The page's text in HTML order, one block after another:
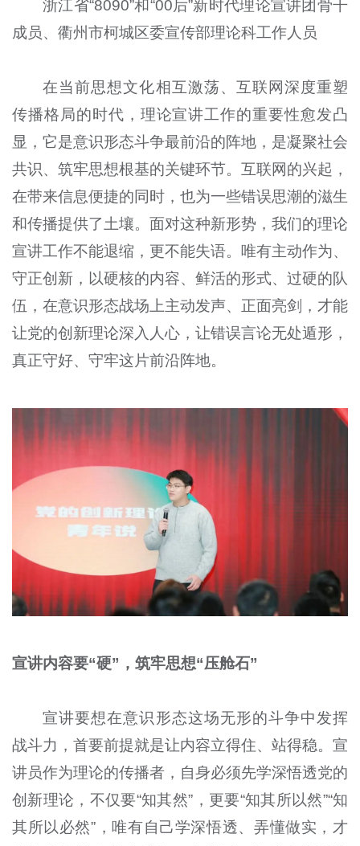
浙江省“8090”和“00后”新时代理论宣讲团骨干
成员、衢州市柯城区委宣传部理论科工作人员
在当前思想文化相互激荡、互联网深度重塑
传播格局的时代，理论宣讲工作的重要性愈发凸
显，它是意识形态斗争最前沿的阵地，是凝聚社会
共识、筑牢思想根基的关键环节。互联网的兴起，
在带来信息便捷的同时，也为一些错误思潮的滋生
和传播提供了土壤。面对这种新形势，我们的理论
宣讲工作不能退缩，更不能失语。唯有主动作为、
守正创新，以硬核的内容、鲜活的形式、过硬的队
伍，在意识形态战场上主动发声、正面亮剑，才能
让党的创新理论深入人心，让错误言论无处遁形，
真正守好、守牢这片前沿阵地。
宣讲内容要“硬”，筑牢思想“压舱石”
宣讲要想在意识形态这场无形的斗争中发挥
战斗力，首要前提就是让内容立得住、站得稳。宣
讲员作为理论的传播者，自身必须先学深悟透党的
创新理论，不仅要“知其然”，更要“知其所以然”“知
其所以必然”，唯有自己学深悟透、弄懂做实，才